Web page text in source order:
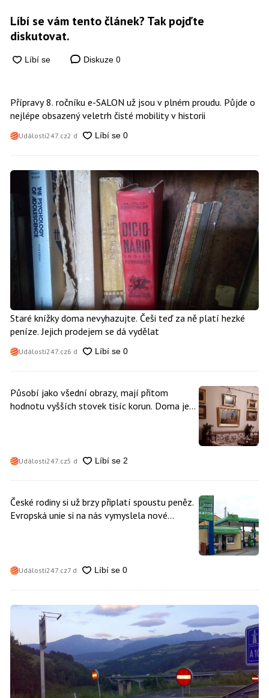
Líbí se vám tento článek? Tak pojďte
diskutovat.
Diskuze 0
Přípravy 8. ročníku e-SALON už jsou v plném proudu. Půjde o
nejlépe obsazený veletrh čisté mobility v historii
Události247.cz2 d
Staré knížky doma nevyhazujte. Češi teď za ně platí hezké
peníze. Jejich prodejem se dá vydělat
Události247.cz6 d
Působí jako všední obrazy, mají přitom
hodnotu vyšších stovek tisíc korun. Doma je
Události247.cz5 d
České rodiny si už brzy připlatí spoustu peněz.
Evropská unie si na nás vymyslela nové
Události247.cz7 d